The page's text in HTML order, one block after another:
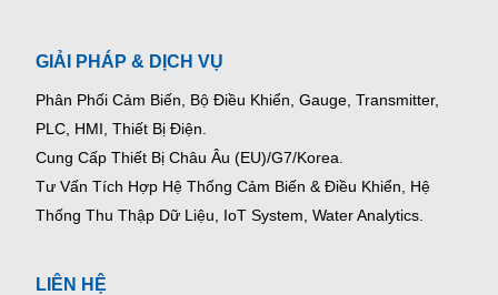
GIẢI PHÁP & DỊCH VỤ
Phân Phối Cảm Biến, Bộ Điều Khiển, Gauge, Transmitter,
PLC, HMI, Thiết Bị Điện.
Cung Cấp Thiết Bị Châu Âu (EU)/G7/Korea.
Tư Vấn Tích Hợp Hệ Thống Cảm Biến & Điều Khiển, Hệ
Thống Thu Thập Dữ Liệu, IoT System, Water Analytics.
LIÊN HỆ